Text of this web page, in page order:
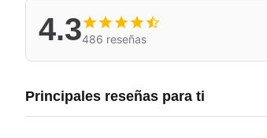
4.3486 reseñas
Principales reseñas para ti